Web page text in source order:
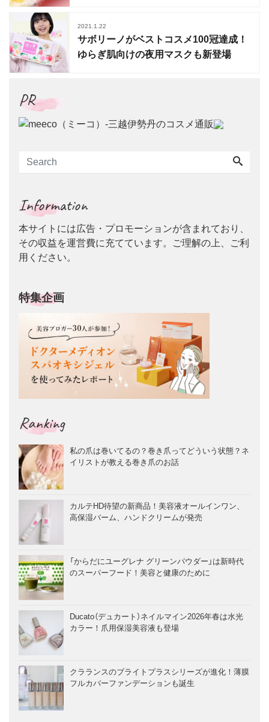
2021.1.22
サボリーノがベストコスメ100冠達成！
ゆらぎ肌向けの夜用マスクも新登場
PR
Information
本サイトには広告・プロモーションが含まれており、
その収益を運営費に充てています。ご理解の上、ご利
用ください。
特集企画
Ranking
私の爪は巻いてるの？巻き爪ってどういう状態？ネ
イリストが教える巻き爪のお話
カルテHD待望の新商品！美容液オールインワン、
高保湿バーム、ハンドクリームが発売
「からだにユーグレナ グリーンパウダー」は新時代
のスーパーフード！美容と健康のために
Ducato（デュカート）ネイルマイン2026年春は水光
カラー！爪用保湿美容液も登場
クラランスのブライトプラスシリーズが進化！薄膜
フルカバーファンデーションも誕生